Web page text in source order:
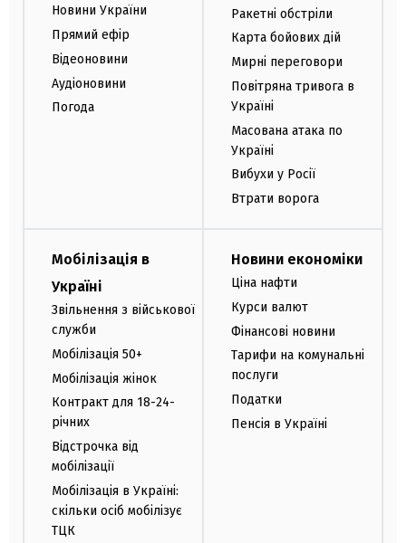
Новини України
Прямий ефір
Відеоновини
Аудіоновини
Погода
Ракетні обстріли
Карта бойових дій
Мирні переговори
Повітряна тривога в
Україні
Масована атака по
Україні
Вибухи у Росії
Втрати ворога
Мобілізація в
Україні
Звільнення з військової
служби
Мобілізація 50+
Мобілізація жінок
Контракт для 18-24-
річних
Відстрочка від
мобілізації
Мобілізація в Україні:
скільки осіб мобілізує
ТЦК
Новини економіки
Ціна нафти
Курси валют
Фінансові новини
Тарифи на комунальні
послуги
Податки
Пенсія в Україні